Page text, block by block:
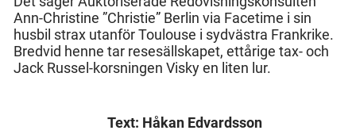
Ann-Christine ”Christie” Berlin via Facetime i sin
husbil strax utanför Toulouse i sydvästra Frankrike.
Bredvid henne tar resesällskapet, ettårige tax- och
Jack Russel-korsningen Visky en liten lur.
Text: Håkan Edvardsson